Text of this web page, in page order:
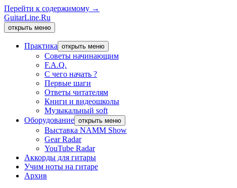
Перейти к содержимому →
GuitarLine.Ru
открыть меню
Практика открыть меню
Советы начинающим
F.A.Q.
С чего начать ?
Первые шаги
Ответы читателям
Книги и видеошколы
Музыкальный soft
Оборудование открыть меню
Выставка NAMM Show
Gear Radar
YouTube Radar
Аккорды для гитары
Учим ноты на гитаре
Архив